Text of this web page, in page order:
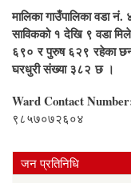
मालिका गाउँपालिका वडा
साविकको १ देखि ९ वडा
६९० र पुरुष ६२९ रहेका छन्
घरधुरी संख्या ३८२ छ ।
Ward Contact
९८५७०७२६०४
जन प्रतिनिधि